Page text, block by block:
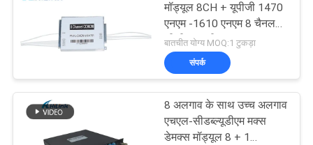
मॉड्यूल 8CH + यूपीजी 1470
एनएम -1610 एनएम 8 चैनल
सीसीडब्ल्यूडीएम
बातचीत योग्य MOQ:1 टुकड़ा
संपर्क
8 अलगाव के साथ उच्च अलगाव
एचएल-सीडब्ल्यूडीएम मक्स
डेमक्स मॉड्यूल 8 + 1